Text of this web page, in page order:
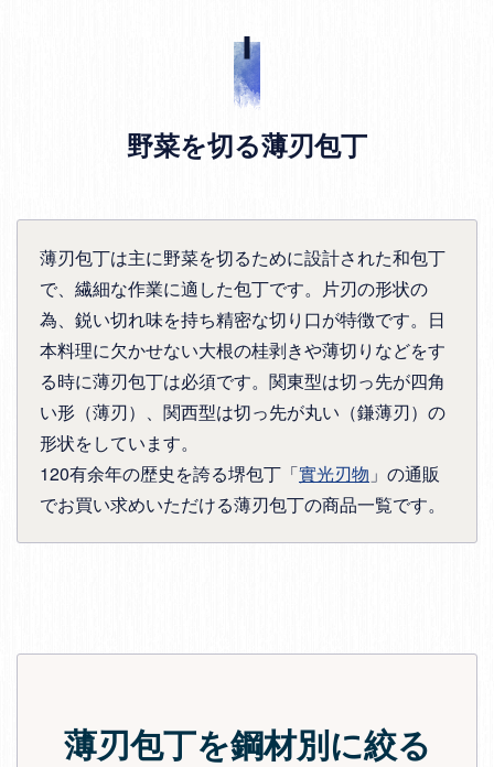
野菜を切る薄刃包丁
薄刃包丁は主に野菜を切るために設計された和包丁
で、繊細な作業に適した包丁です。片刃の形状の
為、鋭い切れ味を持ち精密な切り口が特徴です。日
本料理に欠かせない大根の桂剥きや薄切りなどをす
る時に薄刃包丁は必須です。関東型は切っ先が四角
い形（薄刃）、関西型は切っ先が丸い（鎌薄刃）の
形状をしています。
120有余年の歴史を誇る堺包丁「實光刃物 」の通販
でお買い求めいただける薄刃包丁の商品一覧です。
薄刃包丁を鋼材別に絞る